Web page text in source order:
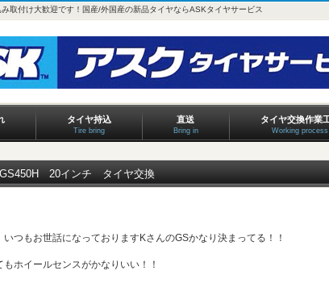
取付け大歓迎です！国産/外国産の新品タイヤならASKタイヤサービス
タイヤ持込
Tire bring
直送
Bring in
タイヤ交換作業
Working process
20インチ タイヤ交換
いつもお世話になっておりますKさんのGSかなり決まってる！！
もホイールセンスがかなりいい！！